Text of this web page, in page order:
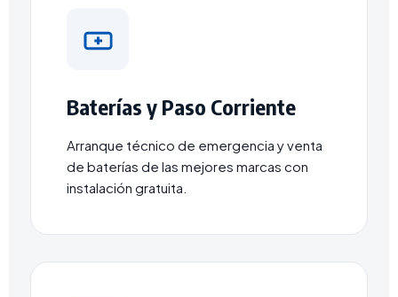
Baterías y Paso Corriente
Arranque técnico de emergencia y venta
de baterías de las mejores marcas con
instalación gratuita.